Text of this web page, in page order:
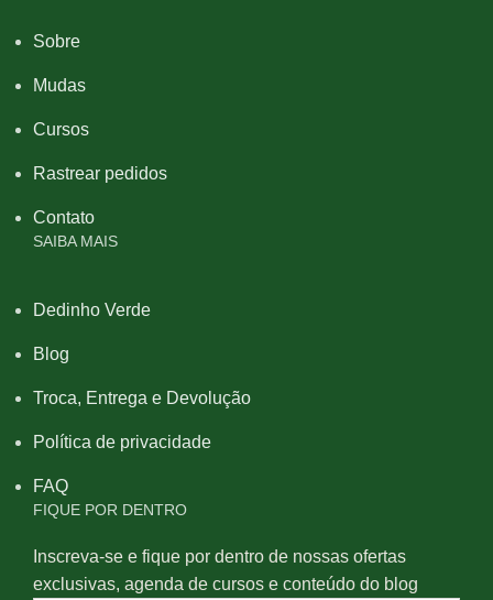
Sobre
Mudas
Cursos
Rastrear pedidos
Contato
SAIBA MAIS
Dedinho Verde
Blog
Troca, Entrega e Devolução
Política de privacidade
FAQ
FIQUE POR DENTRO
Inscreva-se e fique por dentro de nossas ofertas
exclusivas, agenda de cursos e conteúdo do blog